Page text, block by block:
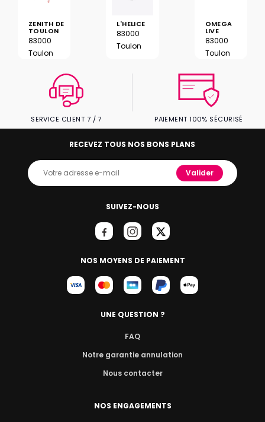
ZENITH DE
TOULON
83000
Toulon
L'HELICE
83000
Toulon
OMEGA
LIVE
83000
Toulon
SERVICE CLIENT 7 / 7 PAIEMENT 100% SÉCURISÉ
SUIVEZ-NOUS
NOS MOYENS DE PAIEMENT
RECEVEZ TOUS NOS BONS PLANS
Valider
UNE QUESTION ?
FAQ
Notre garantie annulation
Nous contacter
NOS ENGAGEMENTS